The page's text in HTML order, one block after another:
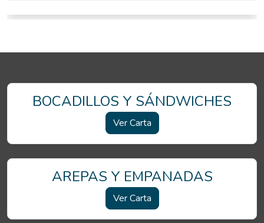
BOCADILLOS Y SÁNDWICHES
Ver Carta
AREPAS Y EMPANADAS
Ver Carta